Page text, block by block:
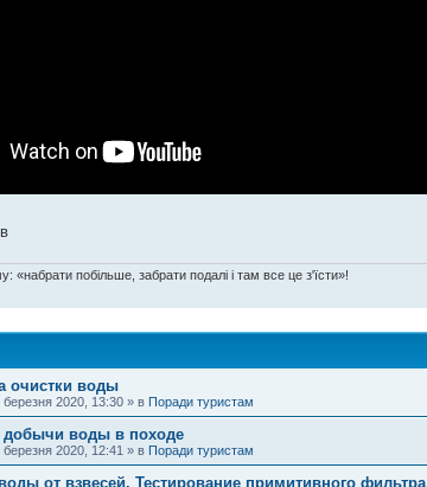
«набрати побільше, забрати подалі і там все це з'їсти»!
очистки воды
березня 2020, 13:30 » в Поради туристам
добычи воды в походе
березня 2020, 12:41 » в Поради туристам
от взвесей. Тестирование примитивного фильтра